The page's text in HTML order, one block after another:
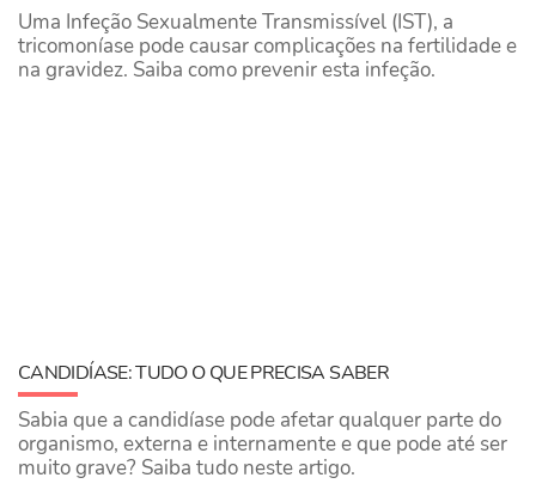
Uma Infeção Sexualmente Transmissível (IST), a
tricomoníase pode causar complicações na fertilidade e
na gravidez. Saiba como prevenir esta infeção.
CANDIDÍASE: TUDO O QUE PRECISA SABER
Sabia que a candidíase pode afetar qualquer parte do
organismo, externa e internamente e que pode até ser
muito grave? Saiba tudo neste artigo.